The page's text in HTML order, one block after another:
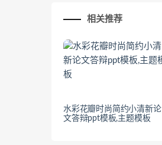
相关推荐
水彩花瓣时尚简约小清新论
文答辩ppt模板,主题模板